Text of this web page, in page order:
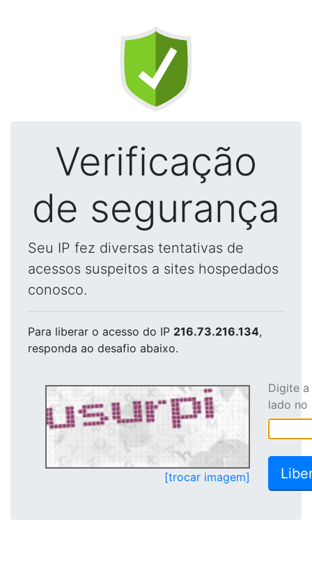
Verificação
de segurança
Seu IP fez diversas tentativas de
acessos suspeitos a sites hospedados
conosco.
Para liberar o acesso do IP 216.73.216.134,
responda ao desafio abaixo.
[trocar imagem]
Digite
lado no